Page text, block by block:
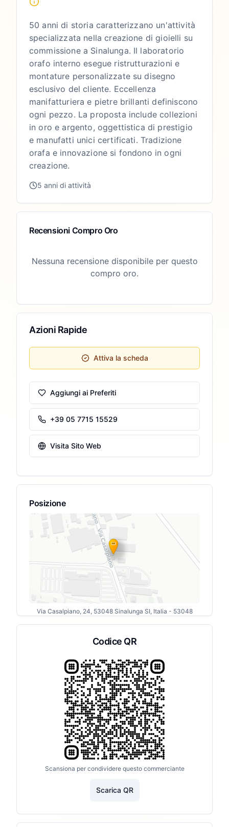
50 anni di storia caratterizzano un'attività
specializzata nella creazione di gioielli su
commissione a Sinalunga. Il laboratorio
orafo interno esegue ristrutturazioni e
montature personalizzate su disegno
esclusivo del cliente. Eccellenza
manifatturiera e pietre brillanti definiscono
ogni pezzo. La proposta include collezioni
in oro e argento, oggettistica di prestigio
e manufatti unici certificati. Tradizione
orafa e innovazione si fondono in ogni
creazione.
5 anni di attività
Recensioni Compro Oro
Nessuna recensione disponibile per questo
compro oro.
Azioni Rapide
Attiva la scheda
Aggiungi ai Preferiti
+39 05 7715 15529
Visita Sito Web
Posizione
Via Casalpiano, 24, 53048 Sinalunga SI, Italia - 53048
Codice QR
Scansiona per condividere questo commerciante
Scarica QR